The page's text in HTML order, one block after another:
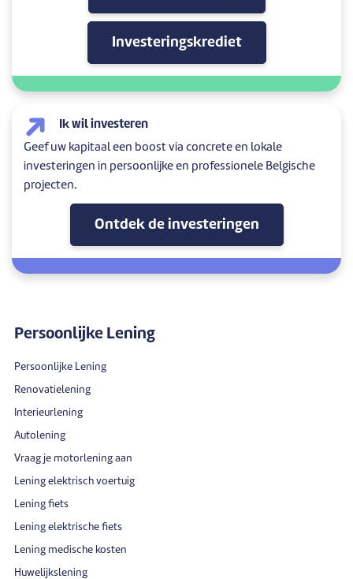
Investeringskrediet
Ik wil investeren
Geef uw kapitaal een boost via concrete en lokale
investeringen in persoonlijke en professionele Belgische
projecten.
Ontdek de investeringen
Persoonlijke Lening
Persoonlijke Lening
Renovatielening
Interieurlening
Autolening
Vraag je motorlening aan
Lening elektrisch voertuig
Lening fiets
Lening elektrische fiets
Lening medische kosten
Huwelijkslening